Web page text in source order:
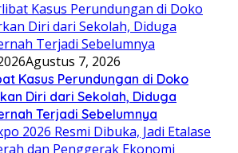
Agustus 7, 2026
Kasus Perundungan di Doko
Diri dari Sekolah, Diduga
Terjadi Sebelumnya